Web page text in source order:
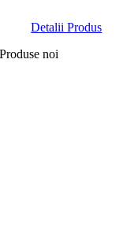
Detalii Produs
Produse noi